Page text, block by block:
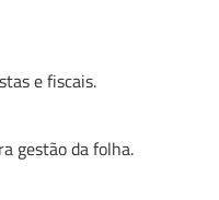
e fiscais.
gestão da folha.